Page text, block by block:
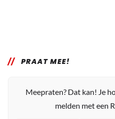
PRAAT MEE!
Meepraten? Dat kan! Je
melden met een